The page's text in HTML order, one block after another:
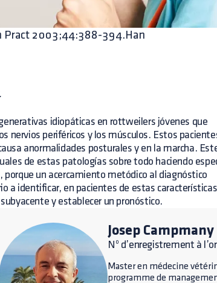
Pract 2003;44:388-394.Han
idiopáticas en rottweilers jóvenes que
nervios periféricos y los músculos. Estos
anormalidades posturales y en la marcha.
de estas patologías sobre todo haciendo
porque un acercamiento metódico al diagnóstico
a identificar, en pacientes de estas
y establecer un pronóstico.
Josep Campmany
Nº d’enregistrement à
Master en médecine
programme de